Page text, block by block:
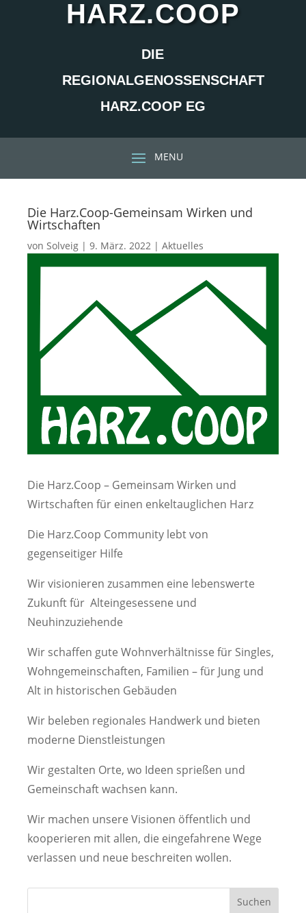
HARZ.COOP
DIE
REGIONALGENOSSENSCHAFT
HARZ.COOP EG
Die Harz.Coop-Gemeinsam Wirken und
Wirtschaften
von Solveig | 9. März. 2022 | Aktuelles
Die Harz.Coop – Gemeinsam Wirken und
Wirtschaften für einen enkeltauglichen Harz
Die Harz.Coop Community lebt von
gegenseitiger Hilfe
Wir visionieren zusammen eine lebenswerte
Zukunft für Alteingesessene und
Neuhinzuziehende
Wir schaffen gute Wohnverhältnisse für Singles,
Wohngemeinschaften, Familien – für Jung und
Alt in historischen Gebäuden
Wir beleben regionales Handwerk und bieten
moderne Dienstleistungen
Wir gestalten Orte, wo Ideen sprießen und
Gemeinschaft wachsen kann.
Wir machen unsere Visionen öffentlich und
kooperieren mit allen, die eingefahrene Wege
verlassen und neue beschreiten wollen.
Suchen